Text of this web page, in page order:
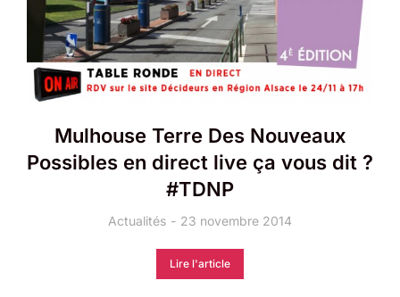
Mulhouse Terre Des Nouveaux
Possibles en direct live ça vous dit ?
#TDNP
Actualités 23 novembre 2014
Lire l'article